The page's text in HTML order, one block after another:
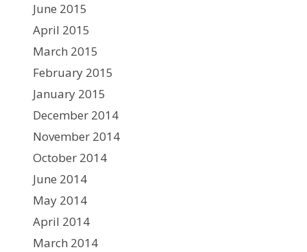
June 2015
April 2015
March 2015
February 2015
January 2015
December 2014
November 2014
October 2014
June 2014
May 2014
April 2014
March 2014